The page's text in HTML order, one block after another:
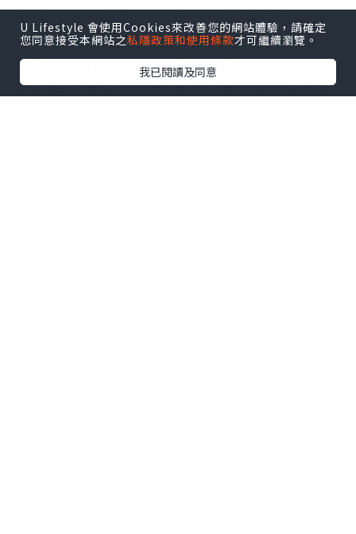
餐廳名叫「香西」，位於心齋橋的清水町
筋，附近有不少酒店。鐵板燒餐廳在一幢
舊式大廈的二樓，地下正門就放著餐廳的
午餐推廣牌面，人氣第一位是1,400円 (連
U Lifestyle 會使用Cookies來改善您的網站體驗，請確定
您同意接受本網站之私隱政策和使用條款才可繼續瀏覽。
我已閱讀及同意